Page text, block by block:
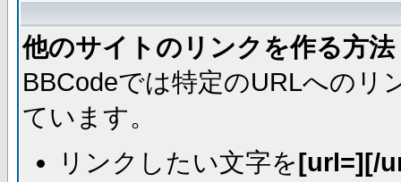
他のサイトのリンクを作る方法
BBCodeでは特定のURLへのリ
ています。
リンクしたい文字を[url=][/